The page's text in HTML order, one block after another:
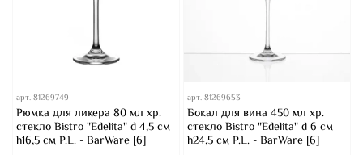
арт.81269749
Рюмка для ликера 80 мл хр.
стекло Bistro "Edelita" d 4,5 см
h16,5 см P.L. - BarWare [6]
арт.81269653
Бокал для вина 450 мл хр.
стекло Bistro "Edelita" d 6 см
h24,5 см P.L. - BarWare [6]